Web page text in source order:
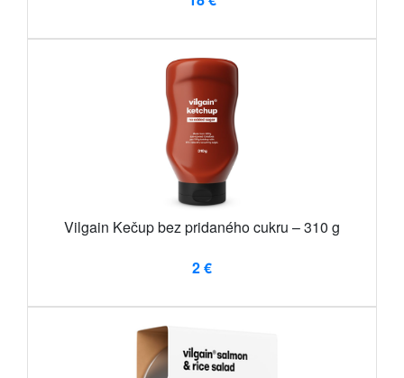
Vilgain Kečup bez pridaného cukru – 310 g
2 €